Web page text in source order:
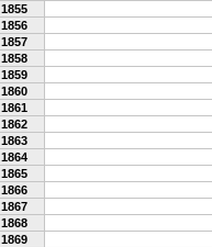
1855
1856
1857
1858
1859
1860
1861
1862
1863
1864
1865
1866
1867
1868
1869